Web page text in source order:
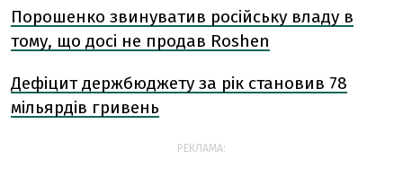
Порошенко звинуватив російську владу в
тому, що досі не продав Roshen
Дефіцит держбюджету за рік становив 78
мільярдів гривень
РЕКЛАМА: